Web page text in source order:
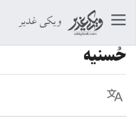
ویکی غدیر
حُسنیه
زبان